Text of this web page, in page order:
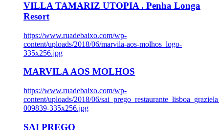
VILLA TAMARIZ UTOPIA . Penha Longa
Resort
https://www.ruadebaixo.com/wp-
content/uploads/2018/06/marvila-aos-molhos_logo-
335x256.jpg
MARVILA AOS MOLHOS
https://www.ruadebaixo.com/wp-
content/uploads/2018/06/
009839-335x256.jpg
SAI PREGO